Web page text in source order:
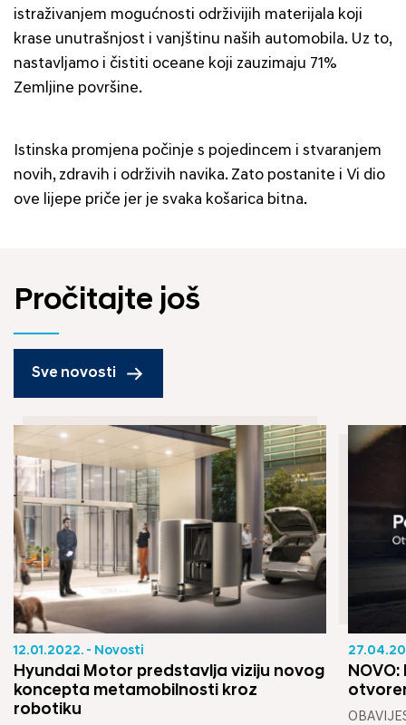
istraživanjem mogućnosti održivijih materijala koji
krase unutrašnjost i vanjštinu naših automobila. Uz to,
nastavljamo i čistiti oceane koji zauzimaju 71%
Zemljine površine.
Istinska promjena počinje s pojedincem i stvaranjem
novih, zdravih i održivih navika. Zato postanite i Vi dio
ove lijepe priče jer je svaka košarica bitna.
Pročitajte još
Sve novosti
12.01.2022. - Novosti
Hyundai Motor predstavlja viziju novog
koncepta metamobilnosti kroz
robotiku